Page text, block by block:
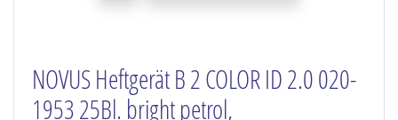
NOVUS Heftgerät B 2 COLOR ID 2.0 020-
1953 25Bl. bright petrol,